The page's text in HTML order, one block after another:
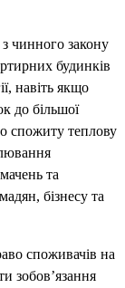
чинного закону
будинків
навіть якщо
до більшої
спожиту теплову
та
бізнесу та
споживачів на
зобов’язання